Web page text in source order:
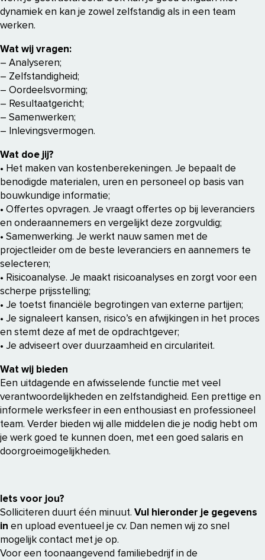
dynamiek en kan je zowel zelfstandig als in een team
werken.
Wat wij vragen:
– Analyseren;
– Zelfstandigheid;
– Oordeelsvorming;
– Resultaatgericht;
– Samenwerken;
– Inlevingsvermogen.
Wat doe jij?
• Het maken van kostenberekeningen. Je bepaalt de
benodigde materialen, uren en personeel op basis van
bouwkundige informatie;
• Offertes opvragen. Je vraagt offertes op bij leveranciers
en onderaannemers en vergelijkt deze zorgvuldig;
• Samenwerking. Je werkt nauw samen met de
projectleider om de beste leveranciers en aannemers te
selecteren;
• Risicoanalyse. Je maakt risicoanalyses en zorgt voor een
scherpe prijsstelling;
• Je toetst financiële begrotingen van externe partijen;
• Je signaleert kansen, risico’s en afwijkingen in het proces
en stemt deze af met de opdrachtgever;
• Je adviseert over duurzaamheid en circulariteit.
Wat wij bieden
Een uitdagende en afwisselende functie met veel
verantwoordelijkheden en zelfstandigheid. Een prettige en
informele werksfeer in een enthousiast en professioneel
team. Verder bieden wij alle middelen die je nodig hebt om
je werk goed te kunnen doen, met een goed salaris en
doorgroeimogelijkheden.
Iets voor jou?
Solliciteren duurt één minuut. Vul hieronder je gegevens
in en upload eventueel je cv. Dan nemen wij zo snel
mogelijk contact met je op.
Voor een toonaangevend familiebedrijf in de